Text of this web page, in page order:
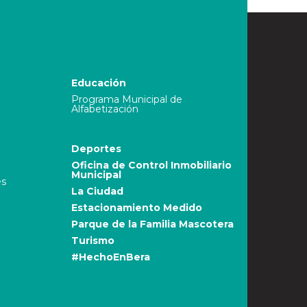
Educación
Programa Municipal de
Alfabetización
Deportes
Oficina de Control Inmobiliario
Municipal
La Ciudad
Estacionamiento Medido
Parque de la Familia Mascotera
Turismo
#HechoEnBera